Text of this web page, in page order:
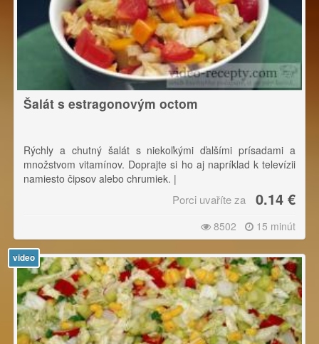
Šalát s estragonovým octom
Rýchly a chutný šalát s niekoľkými ďalšími prísadami a
množstvom vitamínov. Doprajte si ho aj napríklad k televízii
namiesto čipsov alebo chrumiek. |
Pri krájaní sa riaďte pravidlom: Čím tvrdšia ingrediencia, tým
Porci uvaříte za 0.14 €
8502 15 minút
video